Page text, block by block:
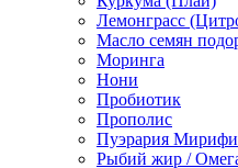
Лемонграсс
Масло семян
Моринга
Нони
Пробиотик
Прополис
Пуэрария
Рыбий жир /